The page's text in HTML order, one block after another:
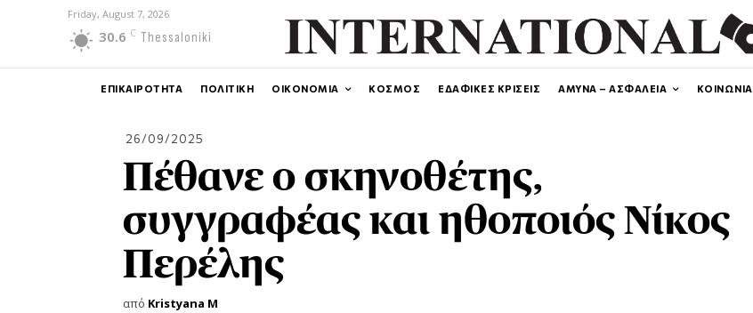
Friday, August 7, 2026
30.6 C Thessaloniki
ΕΠΙΚΑΙΡΟΤΗΤΑ ΠΟΛΙΤΙΚΗ ΟΙΚΟΝΟΜΙΑ ΚΟΣΜΟΣ ΕΔΑΦΙΚΕΣ ΚΡΙΣΕΙΣ ΑΜΥΝΑ – ΑΣΦΑΛΕΙΑ ΚΟΙΝΩΝΙΑ
26/09/2025
Πέθανε ο σκηνοθέτης,
συγγραφέας και ηθοποιός Νίκος
Περέλης
από Kristyana M